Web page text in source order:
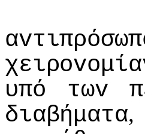
υπό
τωv
διαβήματα,